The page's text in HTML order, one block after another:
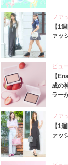
ファ
【1
ァッ
ビュ
【
成の
ラー
ファ
【1
ァッ